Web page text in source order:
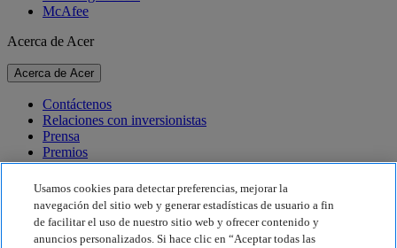
McAfee
Acerca de Acer
Acerca de Acer
Contáctenos
Relaciones con inversionistas
Prensa
Premios
Eventos
Sostenibilidad
Sostenibilidad
Usamos cookies para detectar preferencias, mejorar la
navegación del sitio web y generar estadísticas de usuario a fin
de facilitar el uso de nuestro sitio web y ofrecer contenido y
anuncios personalizados. Si hace clic en “Aceptar todas las